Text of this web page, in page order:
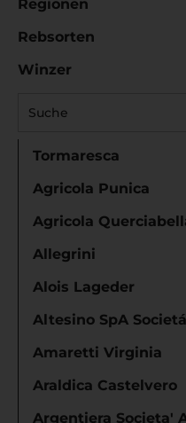
Regionen
Rebsorten
Winzer
Tormaresca
Agricola Punica
Agricola
Allegrini
Alois Lageder
Altesino SpA
Amaretti Virginia
Araldica Castelvero
Argentiera Societa'